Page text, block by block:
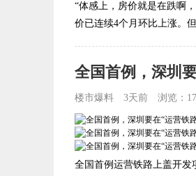
“体感上，房价就是在跌啊
价已连续4个月环比上涨。
全国首例，深圳
楼市爆料 3天前 浏览：
全国首例运营铁路上盖开发